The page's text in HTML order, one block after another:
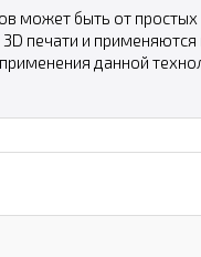
может быть от простых
печати и применяются
данной